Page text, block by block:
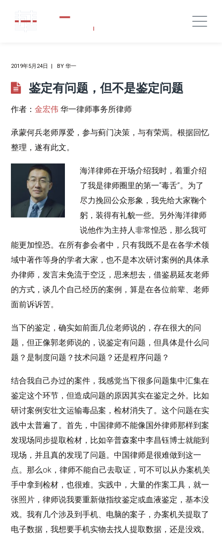
2019年5月24日 BY华一
鉴定有问题，但不是鉴定问题
作者：金宏伟 华一律师事务所律师
承蒙何兵老师厚爱，参与蓟门决策，与有荣焉。根据回忆
整理，遂有此文。
海洋律师在开场介绍我时，着重介绍
了我是律师圈里的第一“毒舌”。为了
尽力挽回公众形象，我先给大家鞠个
躬，装得有礼貌一些。另外海洋律师
说他作为主持人非常惶恐，那么我可
能更加惶恐。在所有参会者中，只有我既不是在各学术领
域中著作等身的学者大家，也不是本次研讨案例的具体承
办律师，发言未免流于空泛，思来想去，借鉴易延友老师
的方式，谈几个自己经历的案例，算是在各位前辈、老师
面前诉诉苦。
当下的鉴定，确实如前面几位老师说的，存在很大的问
题，但正像郭老师说的，说鉴定有问题，但具体是什么问
题？是制度问题？技术问题？还是程序问题？
结合我自己办过的案件，我感觉当下很多问题集中汇集在
鉴定这个环节，但造成问题的原因其实在鉴定之外。比如
研讨案例安壮文运输毒品案，检材消失了。这个问题在实
践中太普遍了。首先，中国律师不能像国外律师那样到案
发现场同步提取检材，比如辛普森案中李昌钰博士就能到
现场，并且真的发现了问题。中国律师是很难做到这一
点。那么ok，律师不能自己去取证，可不可以从办案机关
手中拿到检材，也很难。实践中，大量的作案工具，就一
张照片，律师说我要重新做指纹鉴定或血液鉴定，基本没
戏。我有几个涉及到手机、电脑的案子，办案机关提取了
电子数据，我想要手机实物去找人提取数据，还是没戏。